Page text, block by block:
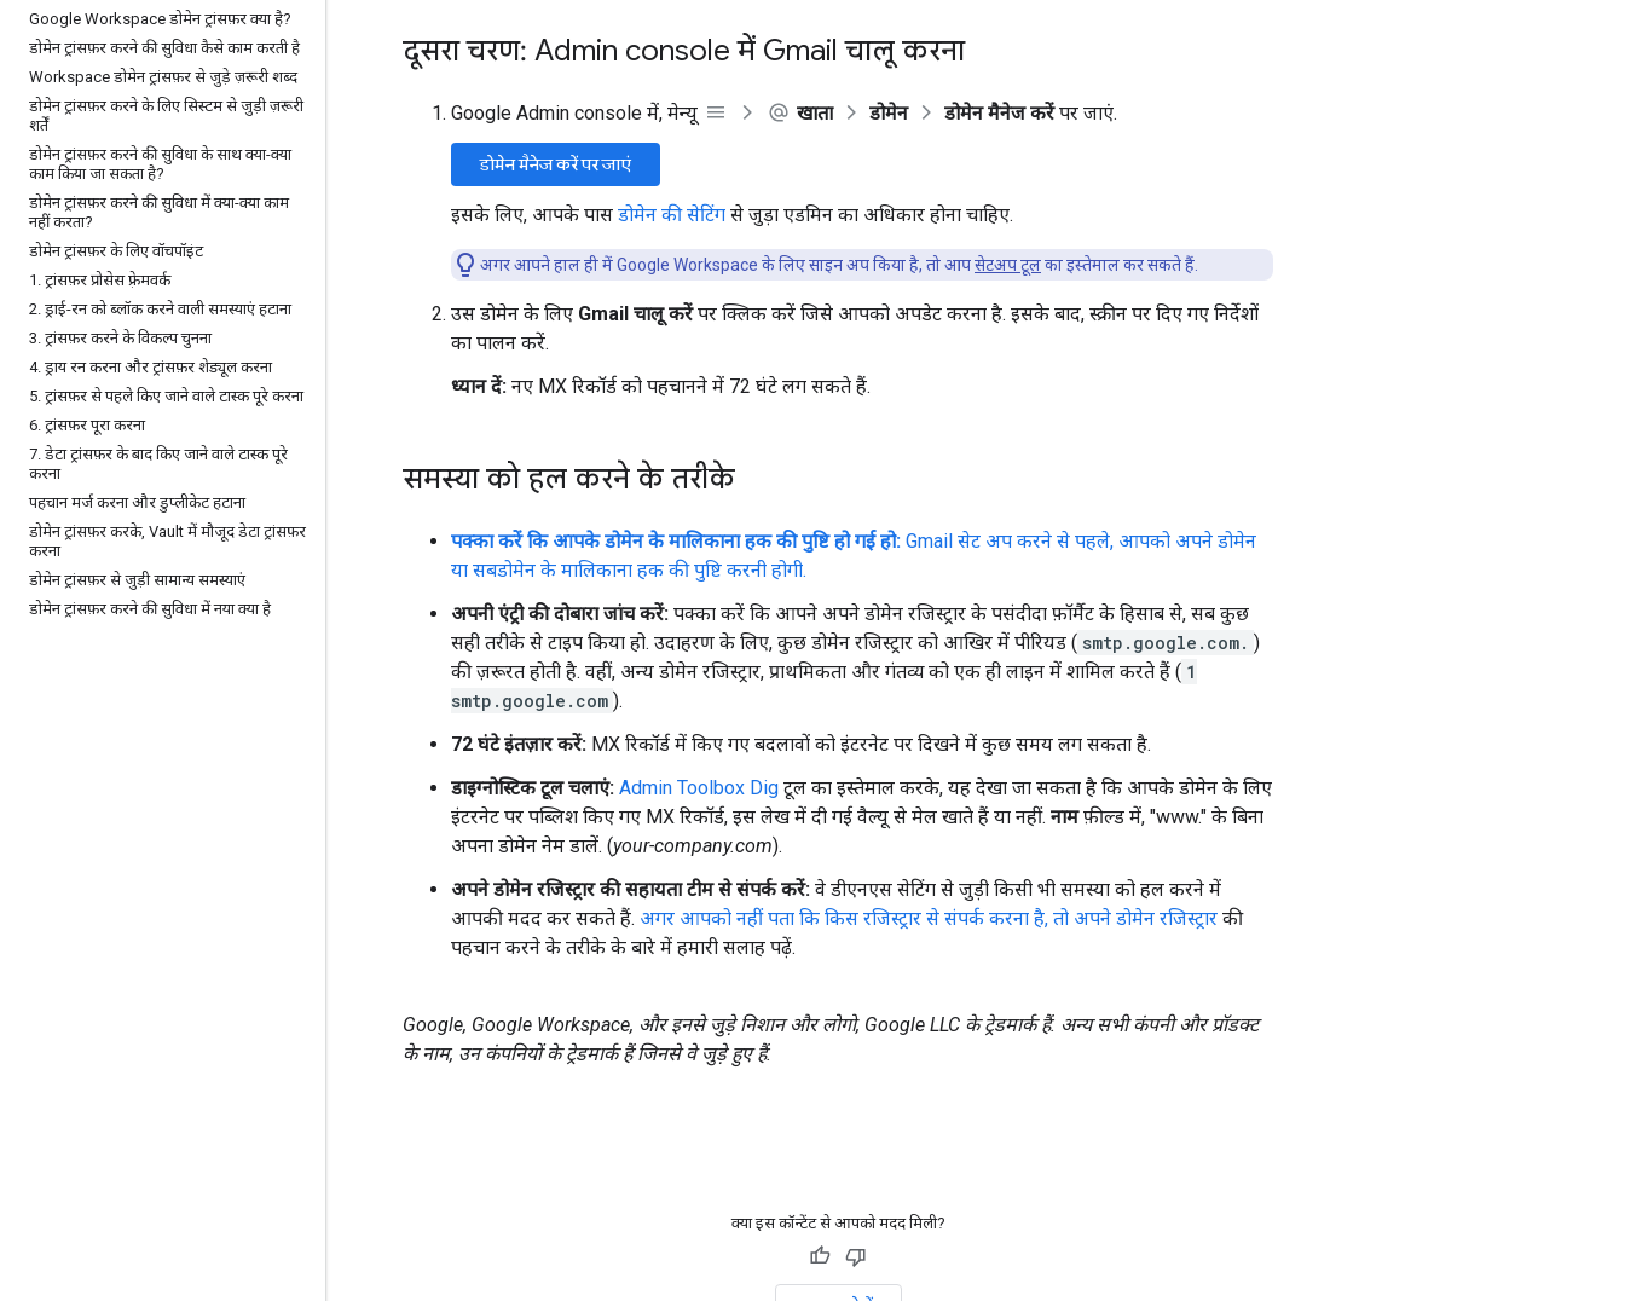
Google Workspace डोमेन ट्रांसफ़र क्या है?
डोमेन ट्रांसफ़र करने की सुविधा कैसे काम करती है
Workspace डोमेन ट्रांसफ़र से जुड़े ज़रूरी शब्द
डोमेन ट्रांसफ़र करने के लिए सिस्टम से जुड़ी ज़रूरी
शर्तें
डोमेन ट्रांसफ़र करने की सुविधा के साथ क्या-क्या
काम किया जा सकता है?
डोमेन ट्रांसफ़र करने की सुविधा में क्या-क्या काम
नहीं करता?
डोमेन ट्रांसफ़र के लिए वॉचपॉइंट
1 . ट्रांसफ़र प्रोसेस फ़्रेमवर्क
2. ड्राई-रन को ब्लॉक करने वाली समस्याएं हटाना
3. ट्रांसफ़र करने के विकल्प चुनना
4. ड्राय रन करना और ट्रांसफ़र शेड्यूल करना
5. ट्रांसफ़र से पहले किए जाने वाले टास्क पूरे करना
6. ट्रांसफ़र पूरा करना
7. डेटा ट्रांसफ़र के बाद किए जाने वाले टास्क पूरे
करना
पहचान मर्ज करना और डुप्लीकेट हटाना
डोमेन ट्रांसफ़र करके, Vault में मौजूद डेटा ट्रांसफ़र
करना
डोमेन ट्रांसफ़र से जुड़ी सामान्य समस्याएं
डोमेन ट्रांसफ़र करने की सुविधा में नया क्या है
दूसरा चरण: Admin console में Gmail चालू करना
Google Admin console में, मेन्यू खाता डोमेन डोमेन मैनेज करेंपर जाएं.
डोमेन मैनेज करें पर जाएं
इसके लिए, आपके पास डोमेन की सेटिंग से जुड़ा एडमिन का अधिकार होना चाहिए.
अगर आपने हाल ही में Google Workspace के लिए साइन अप किया है, तो आपसेटअप टूलका इस्तेमाल कर सकते हैं.
उस डोमेन के लिए Gmail चालू करेंपर क्लिक करें जिसे आपको अपडेट करना है. इसके बाद, स्क्रीन पर दिए गए निर्देशों
का पालन करें.
ध्यान दें: नए MX रिकॉर्ड को पहचानने में 72 घंटे लग सकते हैं.
समस्या को हल करने के तरीके
पक्का करें कि आपके डोमेन के मालिकाना हक की पुष्टि हो गई हो: Gmail सेट अप करने से पहले, आपको अपने डोमेन
या सबडोमेन के मालिकाना हक की पुष्टि करनी होगी.
अपनी एंट्री की दोबारा जांच करें: पक्का करें कि आपने अपने डोमेन रजिस्ट्रार के पसंदीदा फ़ॉर्मैट के हिसाब से, सब कुछ
सही तरीके से टाइप किया हो. उदाहरण के लिए, कुछ डोमेन रजिस्ट्रार को आखिर में पीरियड ( smtp.google.com. )
की ज़रूरत होती है. वहीं, अन्य डोमेन रजिस्ट्रार, प्राथमिकता और गंतव्य को एक ही लाइन में शामिल करते हैं ( 1
smtp.google.com ).
72 घंटे इंतज़ार करें: MX रिकॉर्ड में किए गए बदलावों को इंटरनेट पर दिखने में कुछ समय लग सकता है.
डाइग्नोस्टिक टूल चलाएं: Admin Toolbox Dig टूल का इस्तेमाल करके, यह देखा जा सकता है कि आपके डोमेन के लिए
इंटरनेट पर पब्लिश किए गए MX रिकॉर्ड, इस लेख में दी गई वैल्यू से मेल खाते हैं या नहीं. नामफ़ील्ड में, "www." के बिना
अपना डोमेन नेम डालें. (your-company.com).
अपने डोमेन रजिस्ट्रार की सहायता टीम से संपर्क करें: वे डीएनएस सेटिंग से जुड़ी किसी भी समस्या को हल करने में
आपकी मदद कर सकते हैं. अगर आपको नहीं पता कि किस रजिस्ट्रार से संपर्क करना है, तो अपने डोमेन रजिस्ट्रार की
पहचान करने के तरीके के बारे में हमारी सलाह पढ़ें.
Google, Google Workspace, और इनसे जुड़े निशान और लोगो, Google LLC के ट्रेडमार्क हैं. अन्य सभी कंपनी और प्रॉडक्ट
के नाम, उन कंपनियों के ट्रेडमार्क हैं जिनसे वे जुड़े हुए हैं.
क्या इस कॉन्टेंट से आपको मदद मिली?